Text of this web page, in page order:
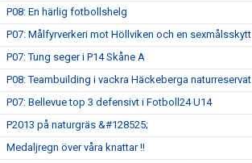
P08: En härlig fotbollshelg
P07: Målfyrverkeri mot Höllviken och en sexmålsskytt
P07: Tung seger i P14 Skåne A
P08: Teambuilding i vackra Häckeberga naturreservat
P07: Bellevue top 3 defensivt i Fotboll24 U14
P2013 på naturgräs &#128525;
Medaljregn över våra knattar !!